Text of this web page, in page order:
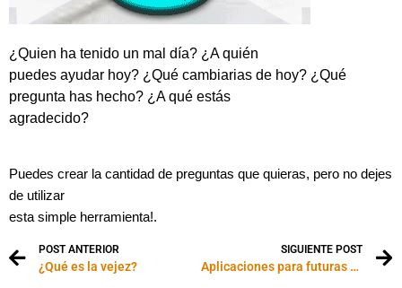
¿Quien ha tenido un mal día? ¿A quién
puedes ayudar hoy? ¿Qué cambiarias de hoy? ¿Qué
pregunta has hecho? ¿A qué estás
agradecido?
Puedes crear la cantidad de preguntas que quieras, pero no dejes
de utilizar
esta simple herramienta!.
POST ANTERIOR
¿Qué es la vejez?
SIGUIENTE POST
Aplicaciones para futuras mamas